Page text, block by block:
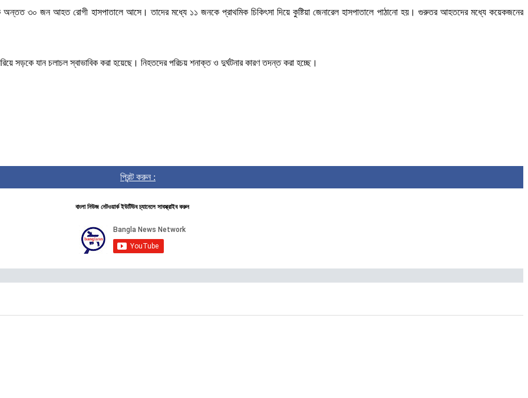
অন্তত ৩০ জন আহত রোগী হাসপাতালে আসে। তাদের মধ্যে ১১ জনকে প্রাথমিক চিকিৎসা দিয়ে কুষ্টিয়া জেনারেল হাসপাতালে পাঠানো হয়। গুরুতর আহতদের মধ্যে কয়েকজনের
সড়কে যান চলাচল স্বাভাবিক করা হয়েছে। নিহতদের পরিচয় শনাক্ত ও দুর্ঘটনার কারণ তদন্ত করা হচ্ছে।
প্রিন্ট করুন :
বাংলা নিউজ নেটওয়ার্ক ইউটিউব চ্যানেলে সাবস্ক্রাইব করুন